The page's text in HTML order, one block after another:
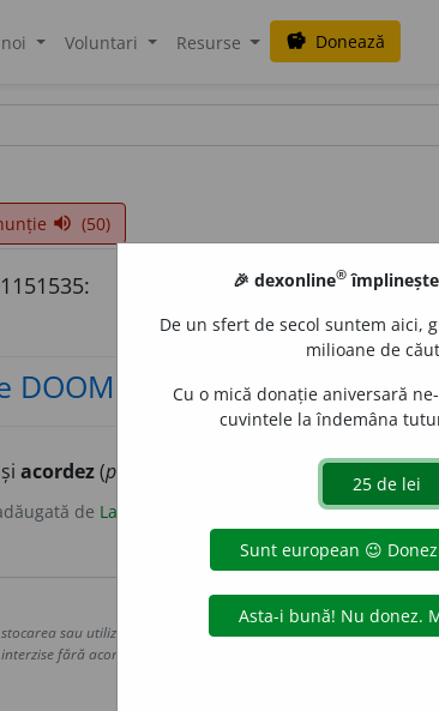
Voluntari Resurse savings Donează
volume_up (50)
DOOM
acordez(pianul
de Ladislau Strifler
Copyright © 2004-2026
sau utilizarea datelor de pe acest site, inclusiv prin orice
interzise fără acordul nostru prealabil scris, cu excepția seturilor
🎉 dexonline®
De un sfert de secol suntem aici,
milioane de
Cu o mică donație aniversară
cuvintele la îndemâna